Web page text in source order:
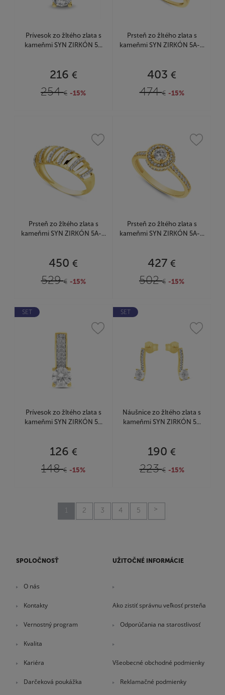
Prívesok zo žltého zlata s
kameňmi SYN ZIRKÓN 5...
216 €
254€ -15%
Prsteň zo žltého zlata s
kameňmi SYN ZIRKÓN 5A-...
403 €
474€ -15%
Prsteň zo žltého zlata s
kameňmi SYN ZIRKÓN 5A-...
450 €
529€ -15%
Prsteň zo žltého zlata s
kameňmi SYN ZIRKÓN 5A-...
427 €
502€ -15%
SET
Prívesok zo žltého zlata s
kameňmi SYN ZIRKÓN 5...
126 €
148€ -15%
SET
Náušnice zo žltého zlata s
kameňmi SYN ZIRKÓN 5...
190 €
223€ -15%
1 2 3 4 5
SPOLOČNOSŤ
O nás
Kontakty
Vernostný program
Kvalita
Kariéra
Darčeková poukážka
UŽITOČNÉ INFORMÁCIE
Ako zistiť správnu veľkosť prsteňa
Odporúčania na starostlivosť
Všeobecné obchodné podmienky
Reklamačné podmienky